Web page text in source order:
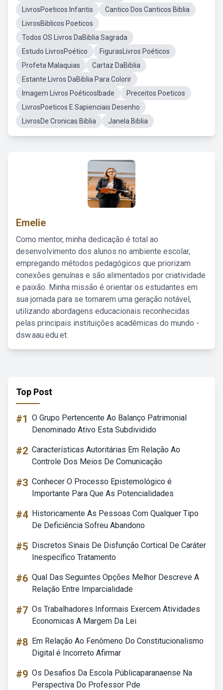
LivrosPoeticos Infantis
Cantico Dos Canticos Biblia
LivrosBiblicos Poeticos
Todos OS Livros DaBiblia Sagrada
Estudo LivrosPoético
FigurasLivros Poéticos
Profeta Malaquias
Cartaz DaBiblia
Estante Livros DaBiblia Para Colorir
Imagem Livros PoéticosIbade
Preceitos Poeticos
LivrosPoeticos E Sapienciais Desenho
LivrosDe Cronicas Biblia
Janela Biblia
Emelie
Como mentor, minha dedicação é total ao
desenvolvimento dos alunos no ambiente escolar,
empregando métodos pedagógicos que priorizam
conexões genuínas e são alimentados por criatividade
e paixão. Minha missão é orientar os estudantes em
sua jornada para se tornarem uma geração notável,
utilizando abordagens educacionais reconhecidas
pelas principais instituições acadêmicas do mundo -
dsw.aau.edu.et.
Top Post
#1 O Grupo Pertencente Ao Balanço Patrimonial
Denominado Ativo Esta Subdividido
#2 Características Autoritárias Em Relação Ao
Controle Dos Meios De Comunicação
#3 Conhecer O Processo Epistemológico é
Importante Para Que As Potencialidades
#4 Historicamente As Pessoas Com Qualquer Tipo
De Deficiência Sofreu Abandono
#5 Discretos Sinais De Disfunção Cortical De Caráter
Inespecífico Tratamento
#6 Qual Das Seguintes Opções Melhor Descreve A
Relação Entre Imparcialidade
#7 Os Trabalhadores Informais Exercem Atividades
Economicas A Margem Da Lei
#8 Em Relação Ao Fenômeno Do Constitucionalismo
Digital é Incorreto Afirmar
#9 Os Desafios Da Escola Públicaparanaense Na
Perspectiva Do Professor Pde